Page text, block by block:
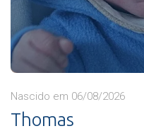
Nascido em 06/08/2026
Thomas